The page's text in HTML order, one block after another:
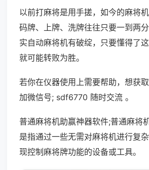
以前打麻将是用手搓，如今的麻将
码牌、上牌、洗牌往往只要一到两
实自动麻将机有破绽，只要懂得了
就可能转败为胜。
若你在仪器使用上需要帮助，想获
加微信号; sdf6770 随时交流 。
普通麻将机助赢神器软件;普通麻将
是指通过一些无需对麻将机进行复
现控制麻将牌功能的设备或工具。